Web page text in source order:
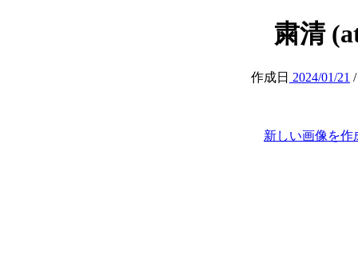
粛清
作成日 2024/01/21
新しい画像を作